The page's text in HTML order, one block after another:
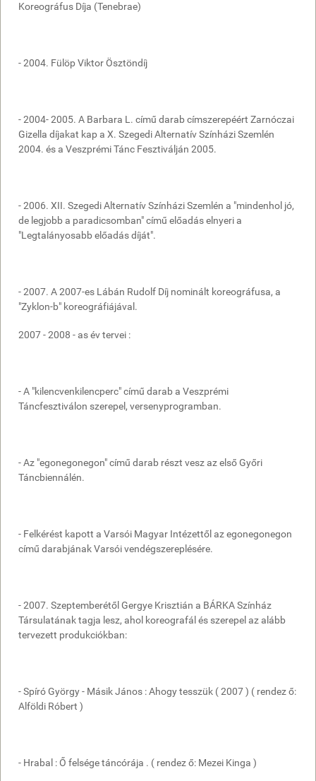
Koreográfus Díja (Tenebrae)
- 2004. Fülöp Viktor Ösztöndíj
- 2004- 2005. A Barbara L. című darab címszerepéért Zarnóczai
Gizella díjakat kap a X. Szegedi Alternatív Színházi Szemlén
2004. és a Veszprémi Tánc Fesztiválján 2005.
- 2006. XII. Szegedi Alternatív Színházi Szemlén a "mindenhol jó,
de legjobb a paradicsomban" című előadás elnyeri a
"Legtalányosabb előadás díját".
- 2007. A 2007-es Lábán Rudolf Díj nominált koreográfusa, a
"Zyklon-b" koreográfiájával.
2007 - 2008 - as év tervei :
- A "kilencvenkilencperc" című darab a Veszprémi
Táncfesztiválon szerepel, versenyprogramban.
- Az "egonegonegon" című darab részt vesz az első Győri
Táncbiennálén.
- Felkérést kapott a Varsói Magyar Intézettől az egonegonegon
című darabjának Varsói vendégszereplésére.
- 2007. Szeptemberétől Gergye Krisztián a BÁRKA Színház
Társulatának tagja lesz, ahol koreografál és szerepel az alább
tervezett produkciókban:
- Spíró György - Másik János : Ahogy tesszük ( 2007 ) ( rendez ő:
Alföldi Róbert )
- Hrabal : Ő felsége táncórája . ( rendez ő: Mezei Kinga )